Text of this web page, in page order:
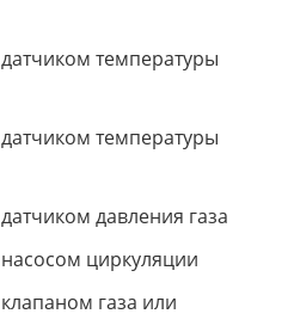
температуры
температуры
давления газа
циркуляции
газа или